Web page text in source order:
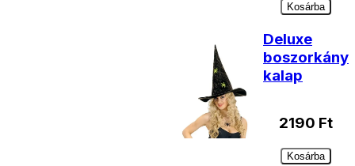
Kosárba
Deluxe
boszorkány
kalap
2190 Ft
Kosárba